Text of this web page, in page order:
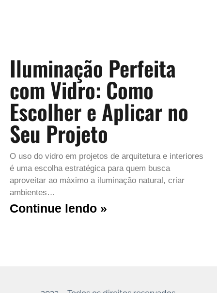
Iluminação Perfeita
com Vidro: Como
Escolher e Aplicar no
Seu Projeto
O uso do vidro em projetos de arquitetura e interiores
é uma escolha estratégica para quem busca
aproveitar ao máximo a iluminação natural, criar
ambientes…
Continue lendo »